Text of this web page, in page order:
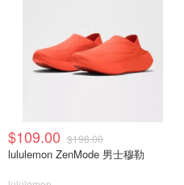
$109.00 $198.00
lululemon ZenMode 男士穆勒